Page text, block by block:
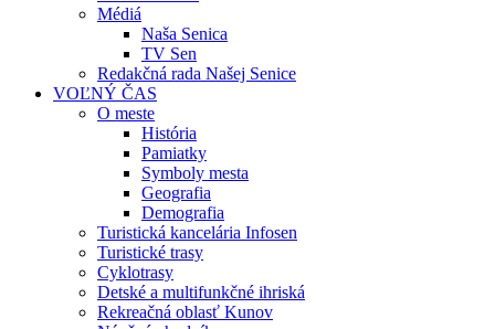
Médiá
Naša Senica
TV Sen
Redakčná rada Našej Senice
VOĽNÝ ČAS
O meste
História
Pamiatky
Symboly mesta
Geografia
Demografia
Turistická kancelária Infosen
Turistické trasy
Cyklotrasy
Detské a multifunkčné ihriská
Rekreačná oblasť Kunov